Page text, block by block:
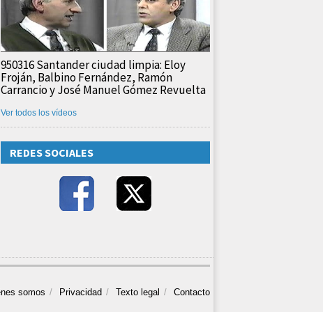
950316 Santander ciudad limpia: Eloy
Froján, Balbino Fernández, Ramón
Carrancio y José Manuel Gómez Revuelta
Ver todos los vídeos
REDES SOCIALES
somos Privacidad Texto legal Contacto